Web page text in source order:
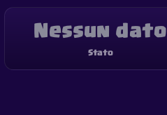
Nessun dato
Stato